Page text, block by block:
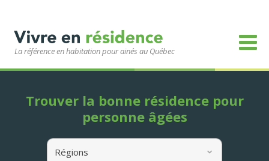
La référence en habitation pour ainés au Québec
Régions
Trouver la bonne résidence pour
personne âgées